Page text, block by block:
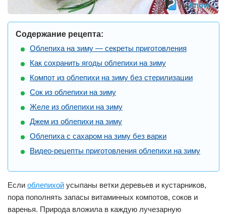
Содержание рецепта:
Облепиха на зиму — секреты приготовления
Как сохранить ягоды облепихи на зиму
Компот из облепихи на зиму без стерилизации
Сок из облепихи на зиму
Желе из облепихи на зиму
Джем из облепихи на зиму
Облепиха с сахаром на зиму без варки
Видео-рецепты приготовления облепихи на зиму
Если облепихой усыпаны ветки деревьев и кустарников,
пора пополнять запасы витаминных компотов, соков и
варенья. Природа вложила в каждую лучезарную